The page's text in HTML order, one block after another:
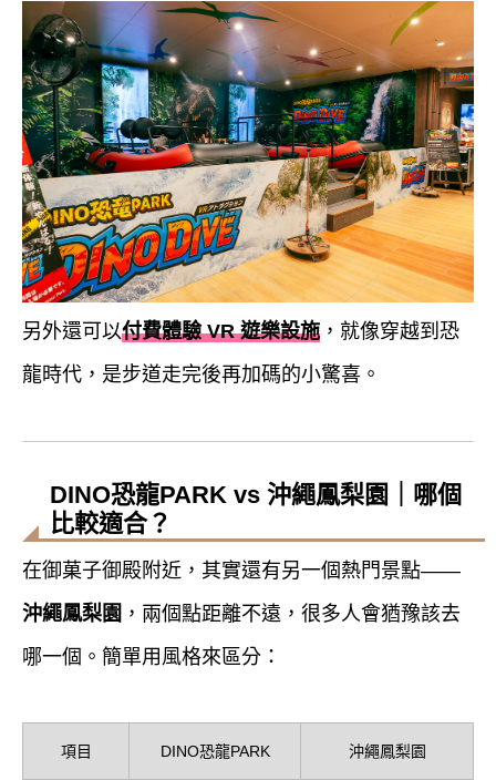
另外還可以付費體驗 VR 遊樂設施 ，就像穿越到恐
龍時代，是步道走完後再加碼的小驚喜。
DINO恐龍PARK vs 沖繩鳳梨園｜哪個
比較適合？
在御菓子御殿附近，其實還有另一個熱門景點——
沖繩鳳梨園 ，兩個點距離不遠，很多人會猶豫該去
哪一個。簡單用風格來區分：
項目 DINO恐龍PARK 沖繩鳳梨園